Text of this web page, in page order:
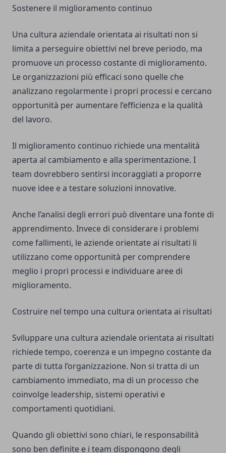
Sostenere il miglioramento continuo
Una cultura aziendale orientata ai risultati non si
limita a perseguire obiettivi nel breve periodo, ma
promuove un processo costante di miglioramento.
Le organizzazioni più efficaci sono quelle che
analizzano regolarmente i propri processi e cercano
opportunità per aumentare l’efficienza e la qualità
del lavoro.
Il miglioramento continuo richiede una mentalità
aperta al cambiamento e alla sperimentazione. I
team dovrebbero sentirsi incoraggiati a proporre
nuove idee e a testare soluzioni innovative.
Anche l’analisi degli errori può diventare una fonte di
apprendimento. Invece di considerare i problemi
come fallimenti, le aziende orientate ai risultati li
utilizzano come opportunità per comprendere
meglio i propri processi e individuare aree di
miglioramento.
Costruire nel tempo una cultura orientata ai risultati
Sviluppare una cultura aziendale orientata ai risultati
richiede tempo, coerenza e un impegno costante da
parte di tutta l’organizzazione. Non si tratta di un
cambiamento immediato, ma di un processo che
coinvolge leadership, sistemi operativi e
comportamenti quotidiani.
Quando gli obiettivi sono chiari, le responsabilità
sono ben definite e i team dispongono degli